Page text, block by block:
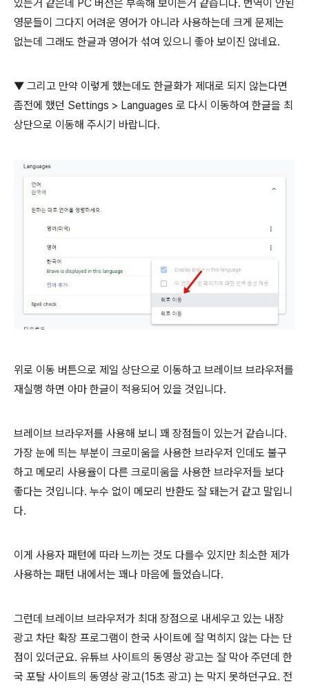
있는거 같은데 PC 버전은 부족해 보이는거 같습니다. 번역이 안된
영문들이 그다지 어려운 영어가 아니라 사용하는데 크게 문제는
없는데 그래도 한글과 영어가 섞여 있으니 좋아 보이진 않네요.
▼ 그리고 만약 이렇게 했는데도 한글화가 제대로 되지 않는다면
좀전에 했던 Settings > Languages 로 다시 이동하여 한글을 최
상단으로 이동해 주시기 바랍니다.
위로 이동 버튼으로 제일 상단으로 이동하고 브레이브 브라우저를
재실행 하면 아마 한글이 적용되어 있을 것입니다.
브레이브 브라우저를 사용해 보니 꽤 장점들이 있는거 같습니다.
가장 눈에 띄는 부분이 크로미움을 사용한 브라우저 인데도 불구
하고 메모리 사용율이 다른 크로미움을 사용한 브라우저들 보다
좋다는 것입니다. 누수 없이 메모리 반환도 잘 돼는거 같고 말입니
다.
이게 사용자 패턴에 따라 느끼는 것도 다를수 있지만 최소한 제가
사용하는 패턴 내에서는 꽤나 마음에 들었습니다.
그런데 브레이브 브라우저가 최대 장점으로 내세우고 있는 내장
광고 차단 확장 프로그램이 한국 사이트에 잘 먹히지 않는 다는 단
점이 있더군요. 유튜브 사이트의 동영상 광고는 잘 막아 주던데 한
국 포탈 사이트의 동영상 광고(15초 광고) 는 막지 못하던구요. 전